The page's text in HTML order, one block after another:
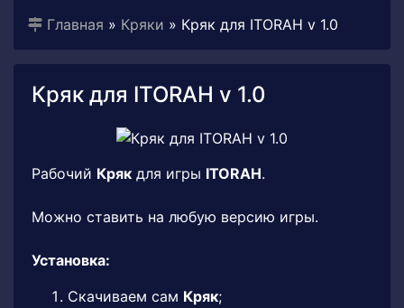
Главная » Кряки » Кряк для ITORAH v 1.0
Кряк для ITORAH v 1.0
Рабочий Кряк для игры ITORAH.
Можно ставить на любую версию игры.
Установка:
Скачиваем сам Кряк;